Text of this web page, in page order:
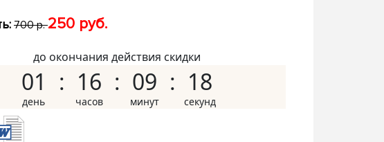
700 р.250 руб.
до окончания действия скидки
01 16 09 17